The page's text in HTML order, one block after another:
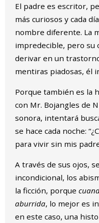
El padre es escritor,
más curiosos y cada
nombre diferente. La
impredecible, pero su
derivar en un
mentiras piadosas, él
Porque también es la
con Mr. Bojangles de
sonora, intentará
se hace cada noche:
para vivir sin mis
A través de sus ojos,
incondicional, los
la ficción, porque
aburrida, lo mejor es
en este caso, una